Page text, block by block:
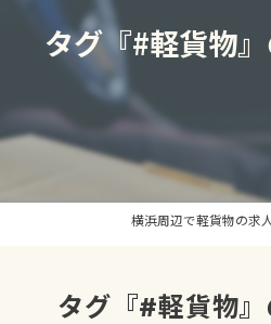
タグ『#軽貨物
横浜周辺で軽貨物の求
タグ『#軽貨物